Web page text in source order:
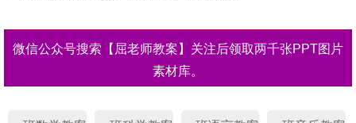
微信公众号搜索【屈老师教案】关注后领取两千张PPT图片
素材库。